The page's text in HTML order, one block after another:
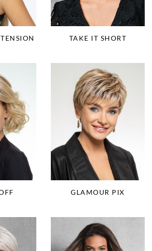
TAKE IT SHORT
GLAMOUR PIX